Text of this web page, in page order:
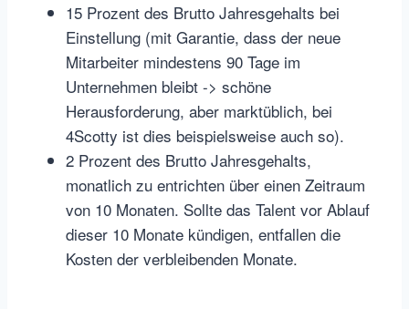
15 Prozent des Brutto Jahresgehalts bei
Einstellung (mit Garantie, dass der neue
Mitarbeiter mindestens 90 Tage im
Unternehmen bleibt -> schöne
Herausforderung, aber marktüblich, bei
4Scotty ist dies beispielsweise auch so).
2 Prozent des Brutto Jahresgehalts,
monatlich zu entrichten über einen Zeitraum
von 10 Monaten. Sollte das Talent vor Ablauf
dieser 10 Monate kündigen, entfallen die
Kosten der verbleibenden Monate.